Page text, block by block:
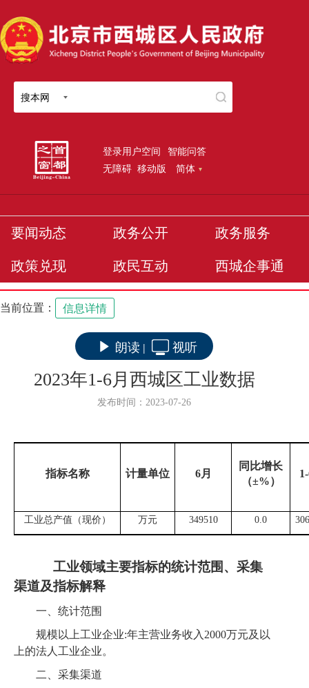
搜本网
登录用户空间 智能问答
无障碍 移动版 简体
要闻动态 政务公开 政务服务
政策兑现 政民互动 西城企事通
当前位置： 信息详情
朗读 | 视听
2023年1-6月西城区工业数据
发布时间：2023-07-26
指标名称 计量单位 6月
同比增长
（±%）
1-
工业总产值（现价） 万元 349510 0.0
工业领域主要指标的统计范围、采集
渠道及指标解释
一、统计范围
规模以上工业企业:年主营业务收入2000万元及以
上的法人工业企业。
二、采集渠道